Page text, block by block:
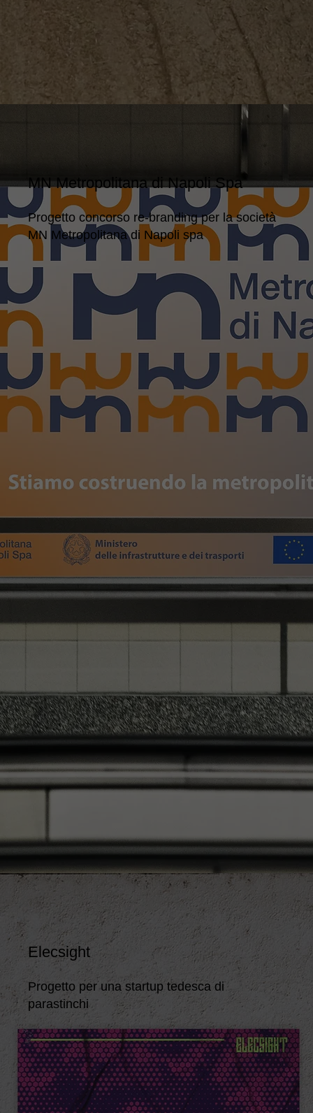
MN Metropolitana di Napoli Spa
Progetto concorso re-branding per la società
MN Metropolitana di Napoli spa
Elecsight
Progetto per una startup tedesca di
parastinchi